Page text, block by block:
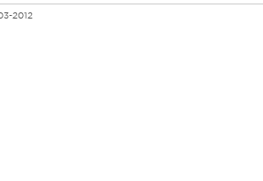
2012